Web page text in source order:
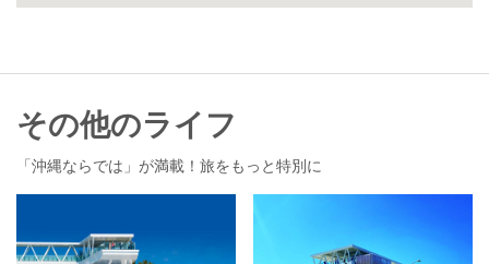
その他のライフ
「沖縄ならでは」が満載！旅をもっと特別に